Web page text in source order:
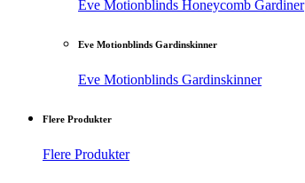
Eve Motionblinds Honeycomb Gardiner
Eve Motionblinds Gardinskinner
Eve Motionblinds Gardinskinner
Flere Produkter
Flere Produkter